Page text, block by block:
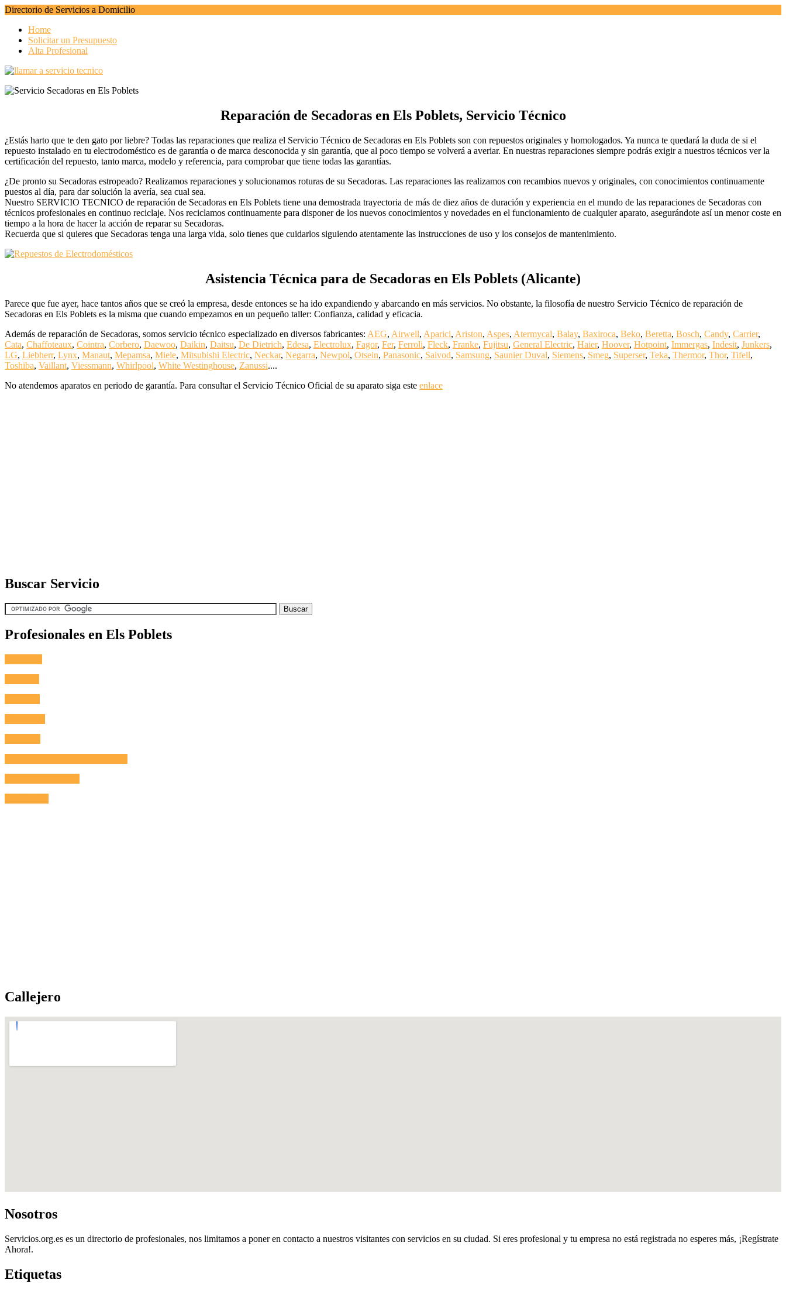
Directorio de Servicios a Domicilio
Home
Solicitar un Presupuesto
Alta Profesional
Reparación de Secadoras en Els Poblets, Servicio Técnico
¿Estás harto que te den gato por liebre? Todas las reparaciones que realiza el Servicio Técnico de Secadoras en Els Poblets son con repuestos originales y homologados. Ya nunca te quedará la duda de si el
repuesto instalado en tu electrodoméstico es de garantía o de marca desconocida y sin garantía, que al poco tiempo se volverá a averiar. En nuestras reparaciones siempre podrás exigir a nuestros técnicos ver la
certificación del repuesto, tanto marca, modelo y referencia, para comprobar que tiene todas las garantías.
¿De pronto su Secadoras estropeado? Realizamos reparaciones y solucionamos roturas de su Secadoras. Las reparaciones las realizamos con recambios nuevos y originales, con conocimientos continuamente
puestos al día, para dar solución la avería, sea cual sea.
Nuestro SERVICIO TECNICO de reparación de Secadoras en Els Poblets tiene una demostrada trayectoria de más de diez años de duración y experiencia en el mundo de las reparaciones de Secadoras con
técnicos profesionales en continuo reciclaje. Nos reciclamos continuamente para disponer de los nuevos conocimientos y novedades en el funcionamiento de cualquier aparato, asegurándote así un menor coste en
tiempo a la hora de hacer la acción de reparar su Secadoras.
Recuerda que si quieres que Secadoras tenga una larga vida, solo tienes que cuidarlos siguiendo atentamente las instrucciones de uso y los consejos de mantenimiento.
Asistencia Técnica para de Secadoras en Els Poblets (Alicante)
Parece que fue ayer, hace tantos años que se creó la empresa, desde entonces se ha ido expandiendo y abarcando en más servicios. No obstante, la filosofía de nuestro Servicio Técnico de reparación de
Secadoras en Els Poblets es la misma que cuando empezamos en un pequeño taller: Confianza, calidad y eficacia.
Además de reparación de Secadoras, somos servicio técnico especializado en diversos fabricantes: AEG, Airwell, Aparici, Ariston, Aspes, Atermycal, Balay, Baxiroca, Beko, Beretta, Bosch, Candy, Carrier,
Cata, Chaffoteaux, Cointra, Corbero, Daewoo, Daikin, Daitsu, De Dietrich, Edesa, Electrolux, Fagor, Fer, Ferroli, Fleck, Franke, Fujitsu, General Electric, Haier, Hoover, Hotpoint, Immergas, Indesit, Junkers,
LG, Liebherr, Lynx, Manaut, Mepamsa, Miele, Mitsubishi Electric, Neckar, Negarra, Newpol, Otsein, Panasonic, Saivod, Samsung, Saunier Duval, Siemens, Smeg, Superser, Teka, Thermor, Thor, Tifell,
Toshiba, Vaillant, Viessmann, Whirlpool, White Westinghouse, Zanussi....
No atendemos aparatos en periodo de garantía. Para consultar el Servicio Técnico Oficial de su aparato siga este enlace
Buscar Servicio
Profesionales en Els Poblets
Callejero
Nosotros
Servicios.org.es es un directorio de profesionales, nos limitamos a poner en contacto a nuestros visitantes con servicios en su ciudad. Si eres profesional y tu empresa no está registrada no esperes más, ¡Regístrate
Ahora!.
Etiquetas